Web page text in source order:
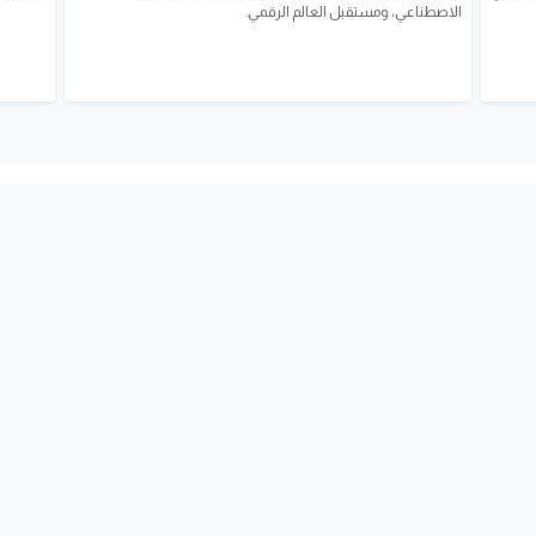
الاصطناعي، ومستقبل العالم الرقمي.